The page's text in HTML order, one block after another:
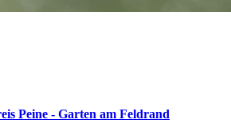
Peine - Garten am Feldrand